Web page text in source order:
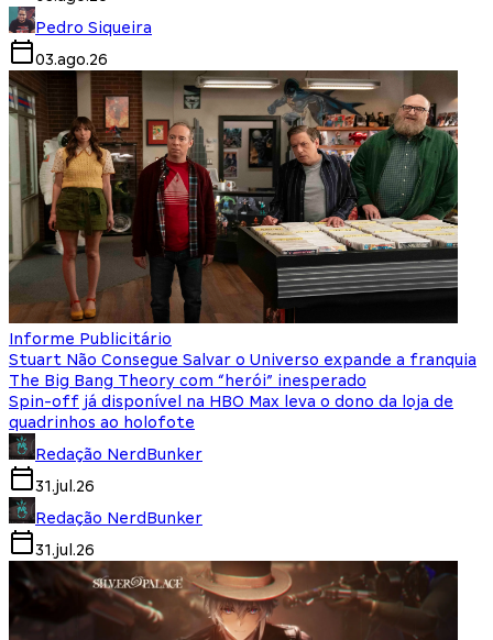
Pedro Siqueira
03.ago.26
Informe Publicitário
Stuart Não Consegue Salvar o Universo expande a franquia
The Big Bang Theory com “herói” inesperado
Spin-off já disponível na HBO Max leva o dono da loja de
quadrinhos ao holofote
Redação NerdBunker
31.jul.26
Redação NerdBunker
31.jul.26